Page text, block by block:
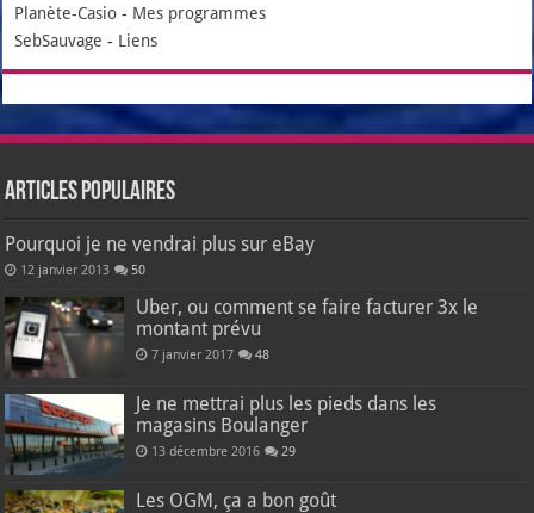
Planète-Casio - Mes programmes
SebSauvage - Liens
Articles populaires
Pourquoi je ne vendrai plus sur eBay
12 janvier 2013 50
Uber, ou comment se faire facturer 3x le
montant prévu
7 janvier 2017 48
Je ne mettrai plus les pieds dans les
magasins Boulanger
13 décembre 2016 29
Les OGM, ça a bon goût